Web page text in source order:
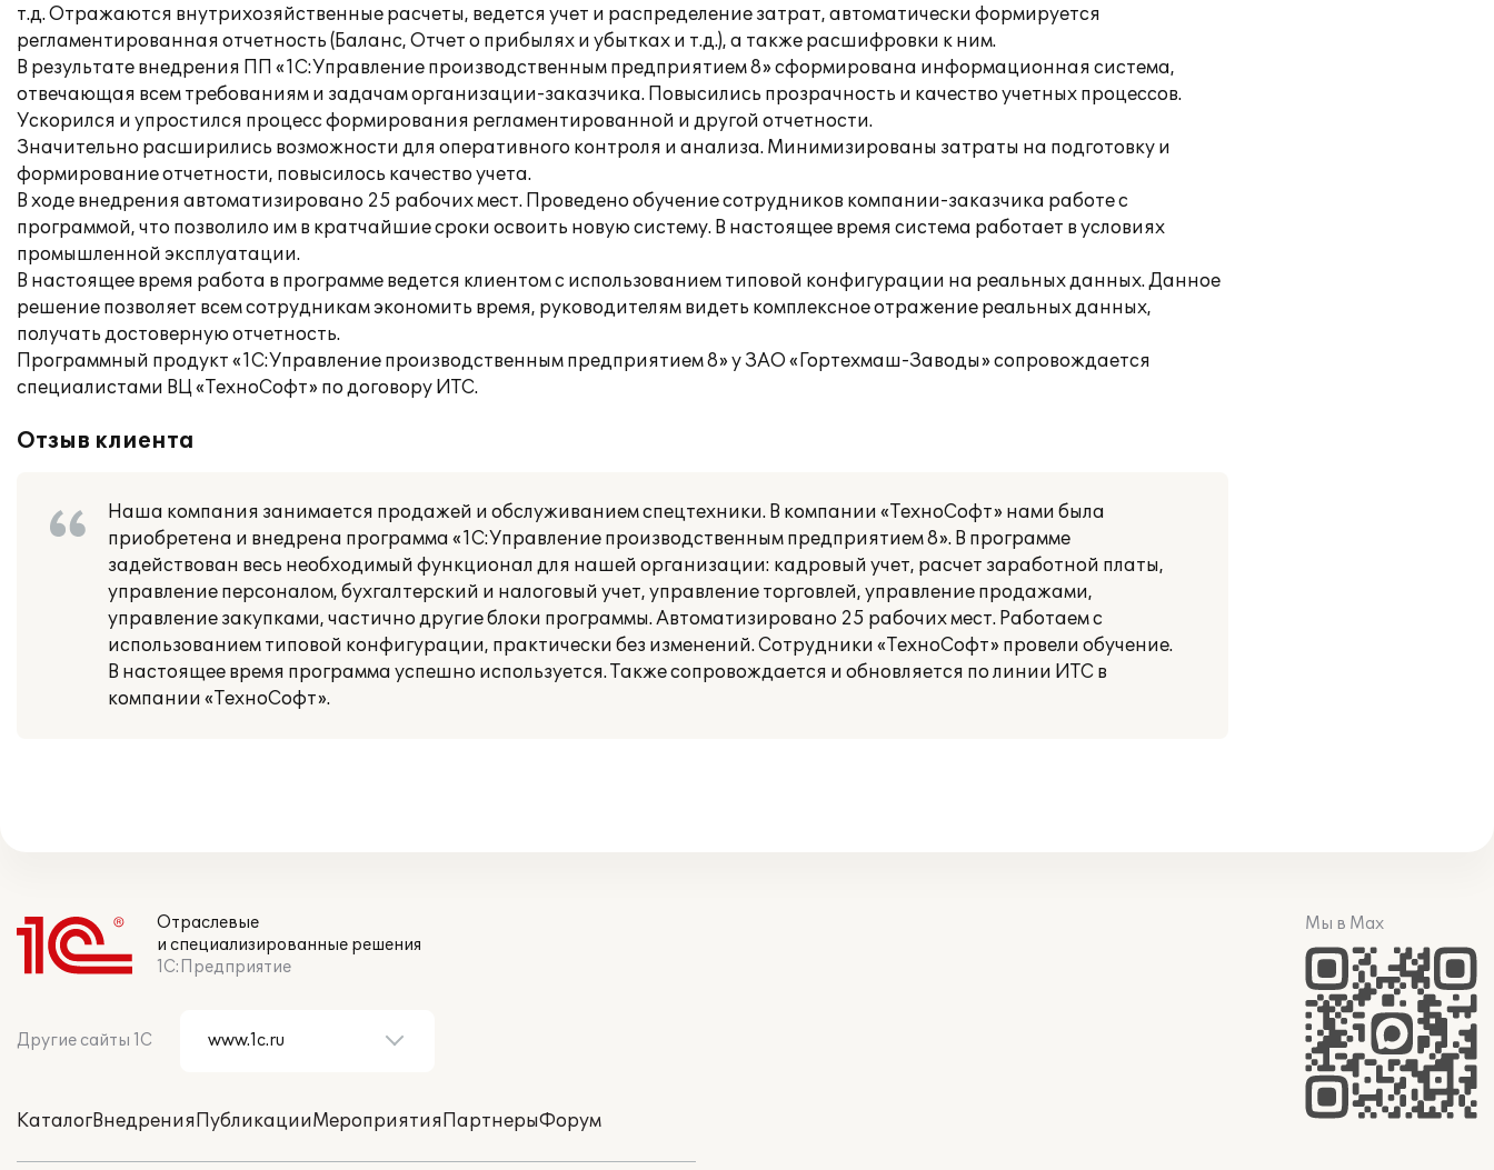
т.д. Отражаются внутрихозяйственные расчеты, ведется учет и распределение затрат, автоматически формируется
регламентированная отчетность (Баланс, Отчет о прибылях и убытках и т.д.), а также расшифровки к ним.
В результате внедрения ПП «1С:Управление производственным предприятием 8» сформирована информационная система,
отвечающая всем требованиям и задачам организации-заказчика. Повысились прозрачность и качество учетных процессов.
Ускорился и упростился процесс формирования регламентированной и другой отчетности.
Значительно расширились возможности для оперативного контроля и анализа. Минимизированы затраты на подготовку и
формирование отчетности, повысилось качество учета.
В ходе внедрения автоматизировано 25 рабочих мест. Проведено обучение сотрудников компании-заказчика работе с
программой, что позволило им в кратчайшие сроки освоить новую систему. В настоящее время система работает в условиях
промышленной эксплуатации.
В настоящее время работа в программе ведется клиентом с использованием типовой конфигурации на реальных данных. Данное
решение позволяет всем сотрудникам экономить время, руководителям видеть комплексное отражение реальных данных,
получать достоверную отчетность.
Программный продукт «1С:Управление производственным предприятием 8» у ЗАО «Гортехмаш-Заводы» сопровождается
специалистами ВЦ «ТехноСофт» по договору ИТС.
Отзыв клиента
Наша компания занимается продажей и обслуживанием спецтехники. В компании «ТехноСофт» нами была
приобретена и внедрена программа «1С:Управление производственным предприятием 8». В программе
задействован весь необходимый функционал для нашей организации: кадровый учет, расчет заработной платы,
управление персоналом, бухгалтерский и налоговый учет, управление торговлей, управление продажами,
управление закупками, частично другие блоки программы. Автоматизировано 25 рабочих мест. Работаем с
использованием типовой конфигурации, практически без изменений. Сотрудники «ТехноСофт» провели обучение.
В настоящее время программа успешно используется. Также сопровождается и обновляется по линии ИТС в
компании «ТехноСофт».
Отраслевые
и специализированные решения
1С:Предприятие
Другие сайты 1С
КаталогВнедренияПубликацииМероприятияПартнерыФорум
Мы в Max